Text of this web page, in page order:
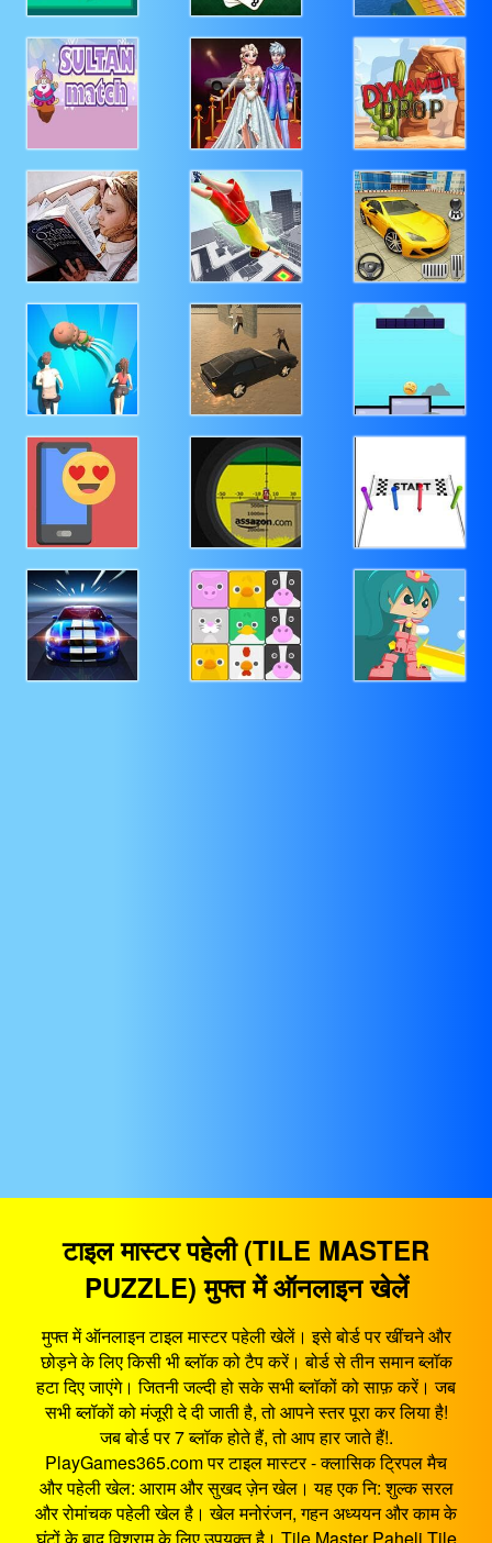
टाइल मास्टर पहेली (TILE MASTER
PUZZLE) मुफ्त में ऑनलाइन खेलें
मुफ्त में ऑनलाइन टाइल मास्टर पहेली खेलें। इसे बोर्ड पर खींचने और
छोड़ने के लिए किसी भी ब्लॉक को टैप करें। बोर्ड से तीन समान ब्लॉक
हटा दिए जाएंगे। जितनी जल्दी हो सके सभी ब्लॉकों को साफ़ करें। जब
सभी ब्लॉकों को मंजूरी दे दी जाती है, तो आपने स्तर पूरा कर लिया है!
जब बोर्ड पर 7 ब्लॉक होते हैं, तो आप हार जाते हैं!.
PlayGames365.com पर टाइल मास्टर - क्लासिक ट्रिपल मैच
और पहेली खेल: आराम और सुखद ज़ेन खेल। यह एक नि: शुल्क सरल
और रोमांचक पहेली खेल है। खेल मनोरंजन, गहन अध्ययन और काम के